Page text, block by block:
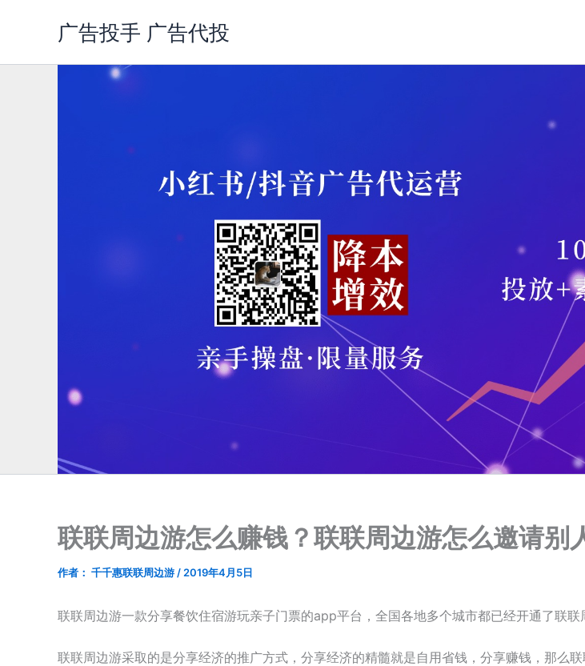
广告投手 广告代投
联联周边游怎么赚钱？联联周边游怎么邀请别
作者： 千千惠联联周边游 / 2019年4月5日
联联周边游一款分享餐饮住宿游玩亲子门票的app平台，全国各地多个城市都已经开通了联
联联周边游采取的是分享经济的推广方式，分享经济的精髓就是自用省钱，分享赚钱，那么